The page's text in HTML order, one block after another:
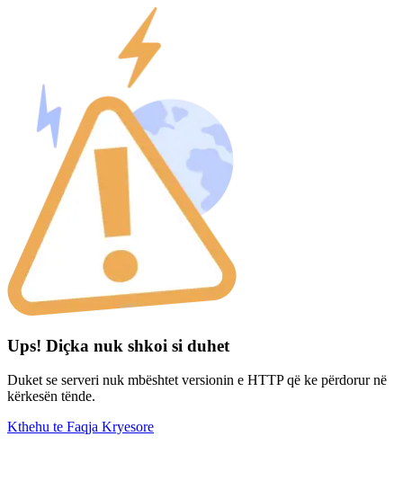
Ups! Diçka nuk shkoi si duhet
Duket se serveri nuk mbështet versionin e HTTP që ke përdorur në
kërkesën tënde.
Kthehu te Faqja Kryesore